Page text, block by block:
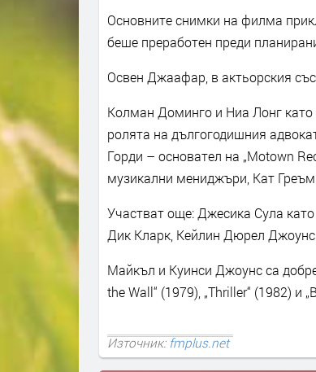
Основните снимки на филма
беше преработен преди
Освен Джаафар, в актьорския
Колман Доминго и Ниа Лонг
ролята на дългогодишния
Горди – основател на „Motown
музикални мениджъри, Кат
Участват още: Джесика Сула
Дик Кларк, Кейлин Дюрел
Майкъл и Куинси Джоунс са
the Wall“ (1979), „Thriller“ (1982) и
Източник:fmplus.net